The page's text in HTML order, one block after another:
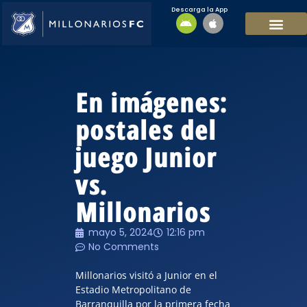
Descarga la App
En imágenes:
postales del
juego Junior
vs.
Millonarios
mayo 5, 2024
12:16 pm
No Comments
Millonarios visitó a Junior en el
Estadio Metropolitano de
Barranquilla por la primera fecha